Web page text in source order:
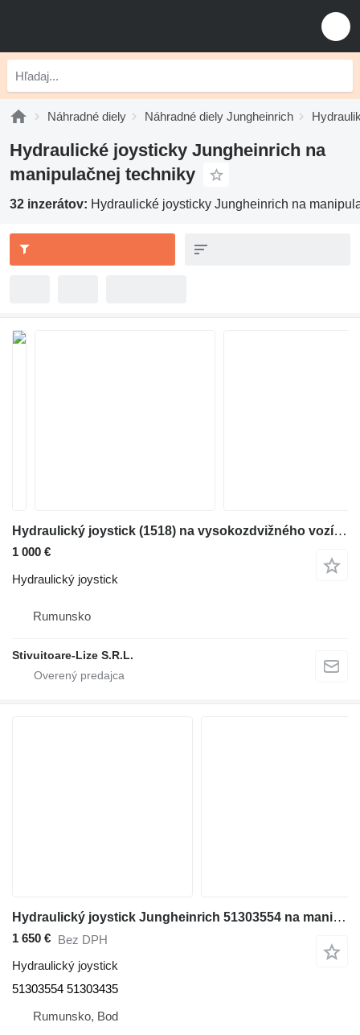
Náhradné diely Náhradné diely Jungheinrich
Hydraulické joysticky Jungheinrich na
manipulačnej techniky
32 inzerátov: Hydraulické joysticky Jungheinrich na
Hydraulický joystick (1518) na vysokozdvižného vozíka Jungheinrich
1 000 €
Hydraulický joystick
Rumunsko
Stivuitoare-Lize S.R.L.
Hydraulický joystick Jungheinrich 51303554 na manipulačnej techniky
1 650 € Bez DPH
Hydraulický joystick
51303554 51303435
Rumunsko, Bod